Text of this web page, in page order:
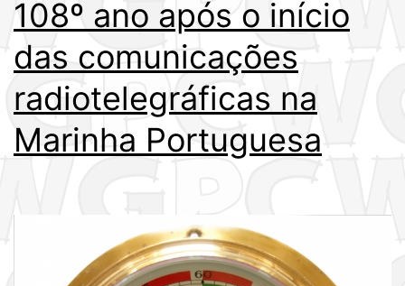
108º ano após o início
das comunicações
radiotelegráficas na
Marinha Portuguesa